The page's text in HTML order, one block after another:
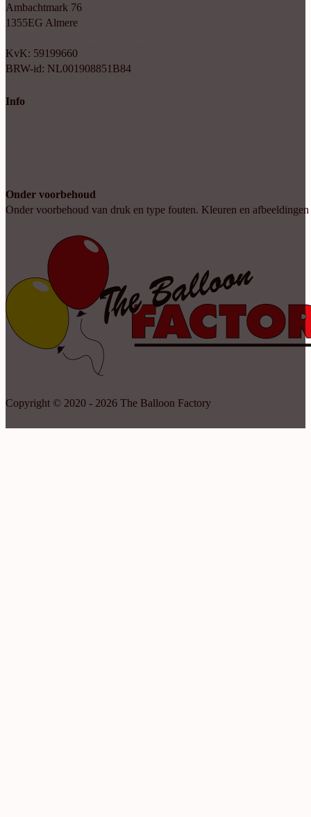
Ambachtmark 76
1355EG Almere
KvK: 59199660
BRW-id: NL001908851B84
Info
Onder voorbehoud
Onder voorbehoud van druk en type fouten. Kleuren en
Copyright © 2020 - 2026 The Balloon Factory